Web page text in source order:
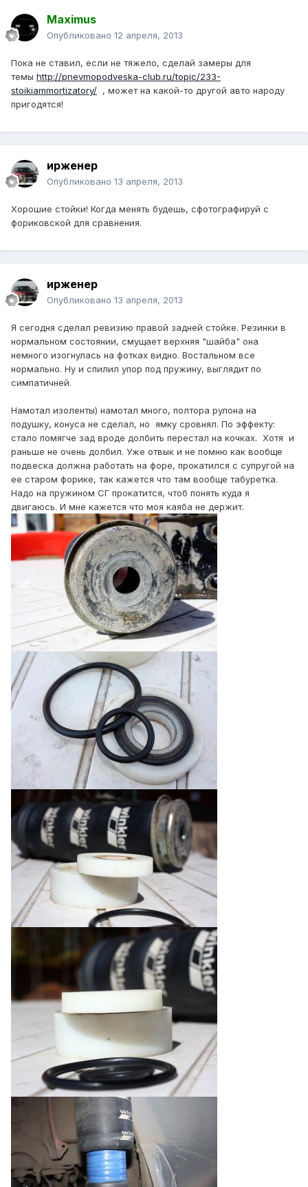
Maximus
Опубликовано 12 апреля, 2013
Пока не ставил, если не тяжело, сделай замеры для
темы http://pnevmopodveska-club.ru/topic/233-
stoikiammortizatory/ , может на какой-то другой авто народу
пригодятся!
ирженер
Опубликовано 13 апреля, 2013
Хорошие стойки! Когда менять будешь, сфотографируй с
фориковской для сравнения.
ирженер
Опубликовано 13 апреля, 2013
Я сегодня сделал ревизию правой задней стойке. Резинки в
нормальном состоянии, смущает верхняя "шайба" она
немного изогнулась на фотках видно. Востальном все
нормально. Ну и спилил упор под пружину, выглядит по
симпатичней.
Намотал изоленты) намотал много, полтора рулона на
подушку, конуса не сделал, но ямку сровнял. По эффекту:
стало помягче зад вроде долбить перестал на кочках. Хотя и
раньше не очень долбил. Уже отвык и не помню как вообще
подвеска должна работать на форе, прокатился с супругой на
ее старом форике, так кажется что там вообще табуретка.
Надо на пружином СГ прокатится, чтоб понять куда я
двигаюсь. И мне кажется что моя каяба не держит.